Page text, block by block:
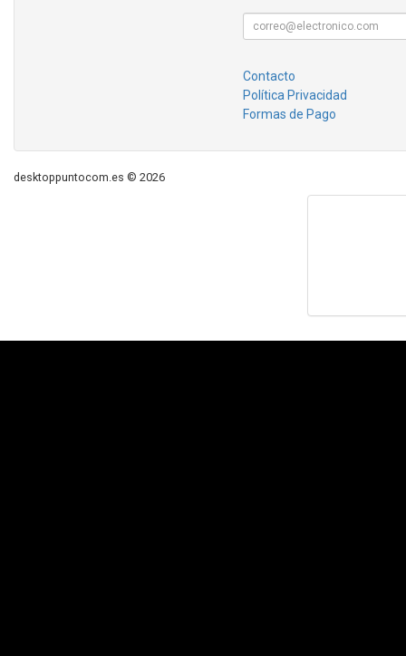
Contacto
Política Privacidad
Formas de Pago
desktoppuntocom.es © 2026